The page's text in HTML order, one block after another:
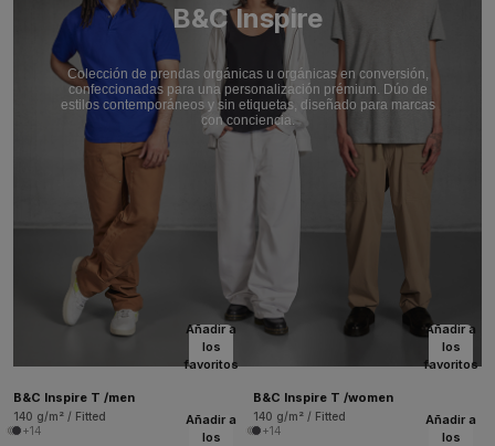
B&C Inspire
Colección de prendas orgánicas u orgánicas en conversión,
confeccionadas para una personalización prémium. Dúo de
estilos contemporáneos y sin etiquetas, diseñado para marcas
con conciencia.
Añadir a
los
favoritos
B&C Inspire T /men
140 g/m² / Fitted
+14
Añadir a
los
favoritos
B&C Inspire T /women
140 g/m² / Fitted
+14
Añadir a
los
Añadir a
los